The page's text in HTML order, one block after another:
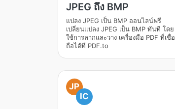
JPEG ถึง BMP
แปลง JPEG เป็น BMP ออนไลน์ฟรี
เปลี่ยนแปลง JPEG เป็น BMP ทันที โดย
ใช้การลากและวาง เครื่องมือ PDF ที่เชื่อ
ถือได้ที่ PDF.to
JP
IC